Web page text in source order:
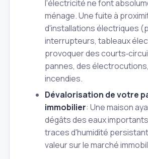
l'électricité ne font
ménage. Une fuite à
d'installations électriques
interrupteurs, tableaux
provoquer des
pannes, des
incendies.
Dévalorisation de votre
immobilier: Une maison
dégâts des eaux
traces d'humidité
valeur sur le marché